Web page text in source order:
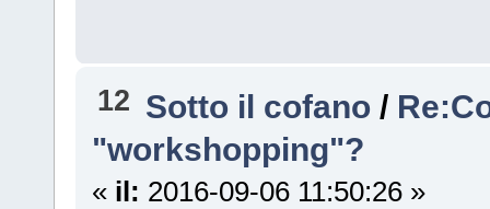
12 Sotto il cofano /
"workshopping"?
« il: 2016-09-06 11:50:26 »